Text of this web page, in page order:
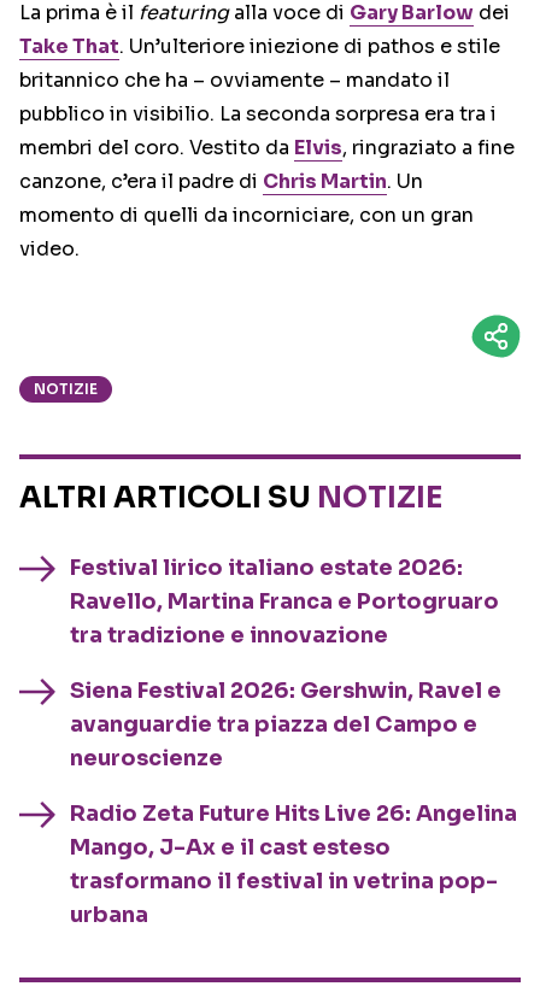
La prima è il featuringalla voce di Gary Barlow dei
Take That. Un’ulteriore iniezione di pathos e stile
britannico che ha – ovviamente – mandato il
pubblico in visibilio. La seconda sorpresa era tra i
membri del coro. Vestito da Elvis, ringraziato a fine
canzone, c’era il padre di Chris Martin. Un
momento di quelli da incorniciare, con un gran
video.
NOTIZIE
ALTRI ARTICOLI SU NOTIZIE
Festival lirico italiano estate 2026:
Ravello, Martina Franca e Portogruaro
tra tradizione e innovazione
Siena Festival 2026: Gershwin, Ravel e
avanguardie tra piazza del Campo e
neuroscienze
Radio Zeta Future Hits Live 26: Angelina
Mango, J-Ax e il cast esteso
trasformano il festival in vetrina pop-
urbana